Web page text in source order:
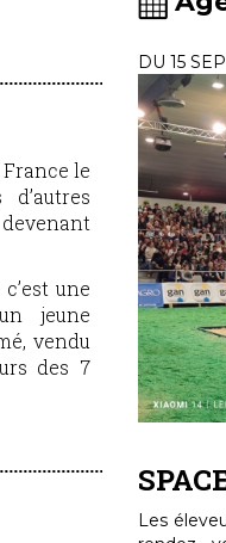
le
une
jeune
vendu
des 7
DU 15
Les